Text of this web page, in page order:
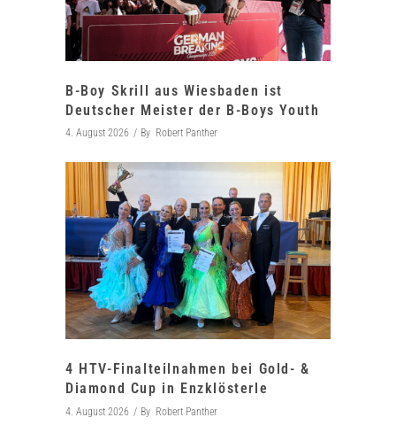
B-Boy Skrill aus Wiesbaden ist
Deutscher Meister der B-Boys Youth
4. August 2026 By Robert Panther
4 HTV-Finalteilnahmen bei Gold- &
Diamond Cup in Enzklösterle
4. August 2026 By Robert Panther